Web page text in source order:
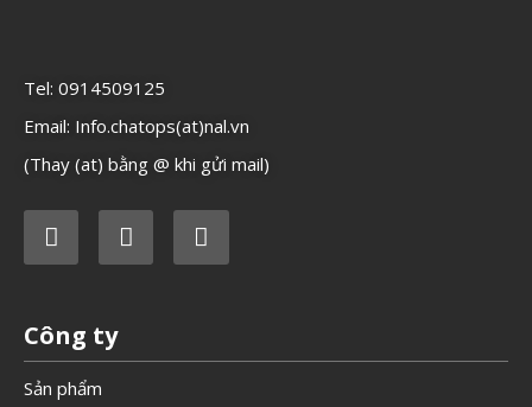
Tel: 0914509125
Email: Info.chatops(at)nal.vn
(Thay (at) bằng @ khi gửi mail)
Công ty
Sản phẩm